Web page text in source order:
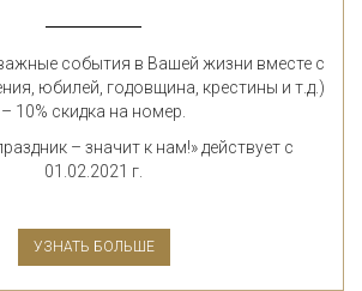
события в Вашей жизни вместе с
юбилей, годовщина, крестины и т.д.)
– 10% скидка на номер.
– значит к нам!» действует с
01.02.2021 г.
УЗНАТЬ БОЛЬШЕ